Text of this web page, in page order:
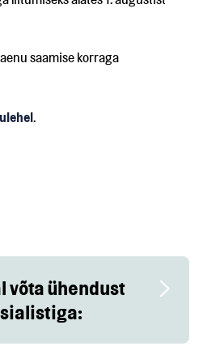
saamise korraga
.
võta ühendust